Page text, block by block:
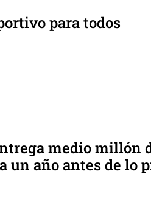
para todos
medio millón
un año antes de lo